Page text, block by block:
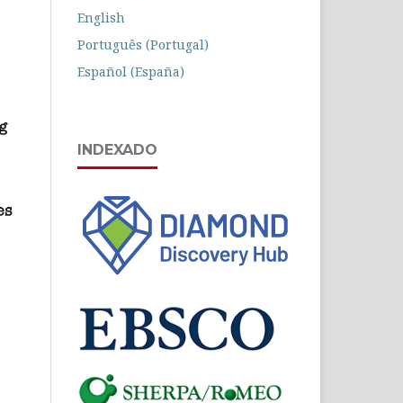
English
Português (Portugal)
Español (España)
INDEXADO